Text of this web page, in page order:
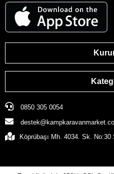
0850 305 0054
Köprübaşı Mh. 4034. Sk.